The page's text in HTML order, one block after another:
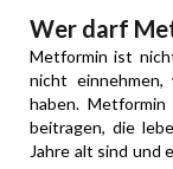
Wer darf
Metformin ist
nicht einnehmen,
haben.
beitragen, die
Jahre alt sind und